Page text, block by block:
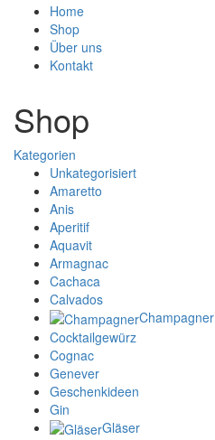
Home
Shop
Über uns
Kontakt
Shop
Kategorien
Unkategorisiert
Amaretto
Anis
Aperitif
Aquavit
Armagnac
Cachaca
Calvados
Champagner
Cocktailgewürz
Cognac
Genever
Geschenkideen
Gin
Gläser